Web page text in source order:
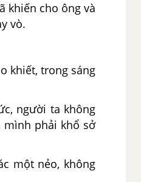
khiến cho ông và
vò.
khiết, trong sáng
người ta không
mình phải khổ sở
một nẻo, không